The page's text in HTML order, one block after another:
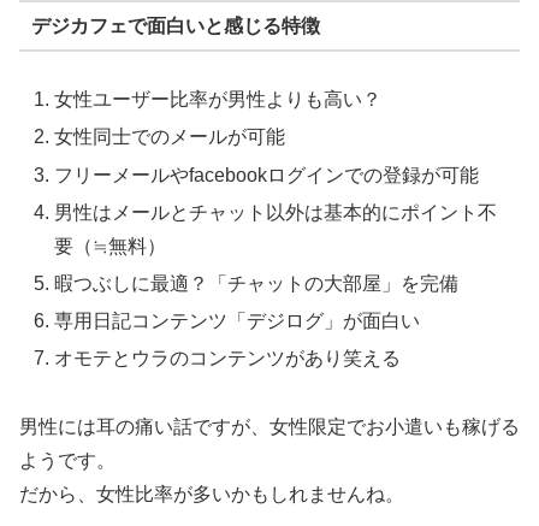
デジカフェで面白いと感じる特徴
女性ユーザー比率が男性よりも高い？
女性同士でのメールが可能
フリーメールやfacebookログインでの登録が可能
男性はメールとチャット以外は基本的にポイント不
要（≒無料）
暇つぶしに最適？「チャットの大部屋」を完備
専用日記コンテンツ「デジログ」が面白い
オモテとウラのコンテンツがあり笑える
男性には耳の痛い話ですが、女性限定でお小遣いも稼げる
ようです。
だから、女性比率が多いかもしれませんね。